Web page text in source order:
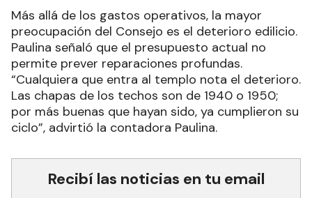
Más allá de los gastos operativos, la mayor
preocupación del Consejo es el deterioro edilicio.
Paulina señaló que el presupuesto actual no
permite prever reparaciones profundas.
“Cualquiera que entra al templo nota el deterioro.
Las chapas de los techos son de 1940 o 1950;
por más buenas que hayan sido, ya cumplieron su
ciclo”, advirtió la contadora Paulina.
Recibí las noticias en tu email